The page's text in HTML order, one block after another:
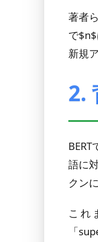
著者
で
新規
2.
語に
クン
これ
「